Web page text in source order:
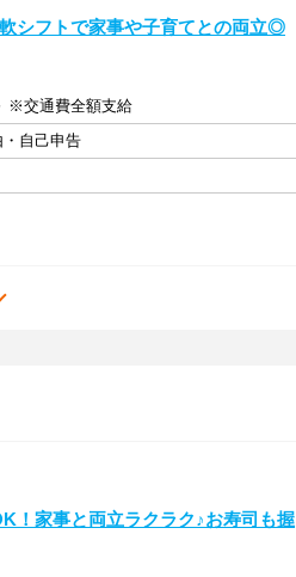
シフトで家事や子育てとの両立◎
※交通費全額支給
自己申告
！家事と両立ラクラク♪お寿司も握